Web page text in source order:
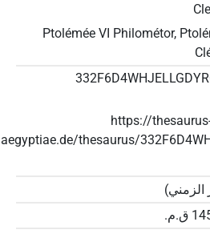
Ptolémée VI Philométor,
https://
aegyptiae.de/thesaurus/
الزمني)
ق.م.